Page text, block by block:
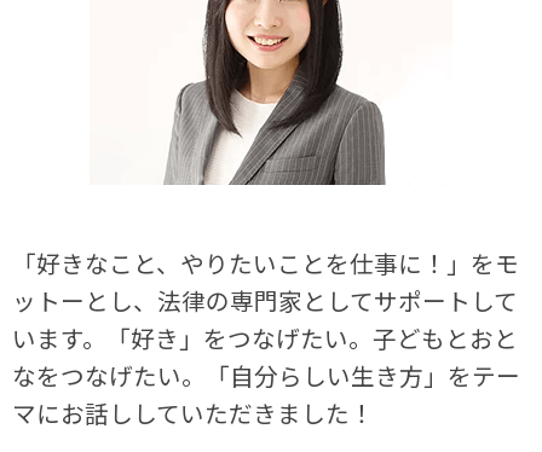
「好きなこと、やりたいことを仕事に！」をモ
ットーとし、法律の専門家としてサポートして
います。「好き」をつなげたい。子どもとおと
なをつなげたい。「自分らしい生き方」をテー
マにお話ししていただきました！